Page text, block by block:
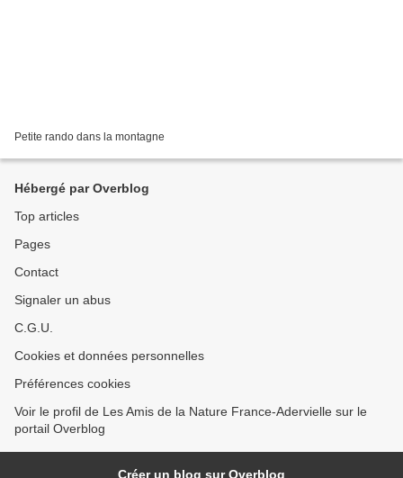
Petite rando dans la montagne
Hébergé par Overblog
Top articles
Pages
Contact
Signaler un abus
C.G.U.
Cookies et données personnelles
Préférences cookies
Voir le profil de Les Amis de la Nature France-Adervielle sur le
portail Overblog
Créer un blog sur Overblog